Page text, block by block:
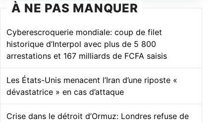
À NE PAS MANQUER
Cyberescroquerie mondiale: coup de filet
historique d’Interpol avec plus de 5 800
arrestations et 167 milliards de FCFA saisis
Les États-Unis menacent l’Iran d’une riposte «
dévastatrice » en cas d’attaque
Crise dans le détroit d’Ormuz: Londres refuse de